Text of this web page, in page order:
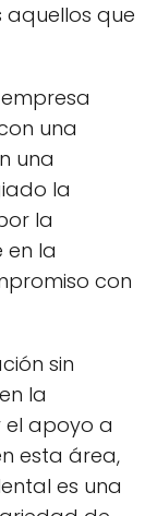
que
una
una
la
la
en la
con
sin
la
apoyo a
esta área,
es una